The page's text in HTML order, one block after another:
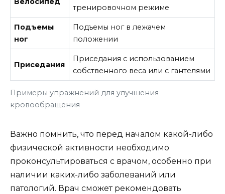
Примеры упражнений для улучшения
кровообращения
тренировочном режиме
Подъемы
ног
Подъемы ног в лежачем
положении
Приседания
Приседания с использованием
собственного веса или с гантелями
Важно помнить, что перед началом какой-либо
физической активности необходимо
проконсультироваться с врачом, особенно при
наличии каких-либо заболеваний или
патологий. Врач сможет рекомендовать